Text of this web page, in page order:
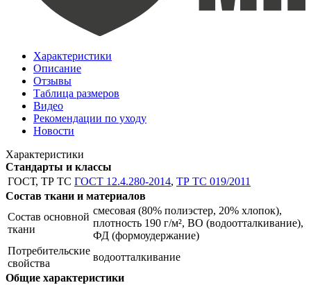
Характеристики
Описание
Отзывы
Таблица размеров
Видео
Рекомендации по уходу
Новости
Характеристики
Стандарты и классы
ГОСТ, ТР ТС ГОСТ 12.4.280-2014, ТР ТС 019/2011
Состав ткани и материалов
Состав основной
ткани
смесовая (80% полиэстер, 20% хлопок),
плотность 190 г/м², ВО (водоотталкивание),
ФД (формоудержание)
Потребительские
свойства
водоотталкивание
Общие характеристики